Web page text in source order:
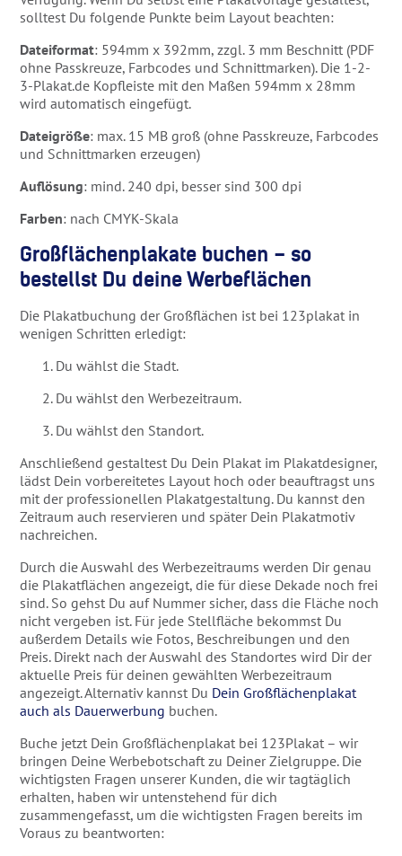
solltest Du folgende Punkte beim Layout beachten:
Dateiformat: 594mm x 392mm, zzgl. 3 mm Beschnitt (PDF
ohne Passkreuze, Farbcodes und Schnittmarken). Die 1-2-
3-Plakat.de Kopfleiste mit den Maßen 594mm x 28mm
wird automatisch eingefügt.
Dateigröße: max. 15 MB groß (ohne Passkreuze, Farbcodes
und Schnittmarken erzeugen)
Auflösung: mind. 240 dpi, besser sind 300 dpi
Farben: nach CMYK-Skala
Großflächenplakate buchen – so
bestellst Du deine Werbeflächen
Die Plakatbuchung der Großflächen ist bei 123plakat in
wenigen Schritten erledigt:
Du wählst die Stadt.
Du wählst den Werbezeitraum.
Du wählst den Standort.
Anschließend gestaltest Du Dein Plakat im Plakatdesigner,
lädst Dein vorbereitetes Layout hoch oder beauftragst uns
mit der professionellen Plakatgestaltung. Du kannst den
Zeitraum auch reservieren und später Dein Plakatmotiv
nachreichen.
Durch die Auswahl des Werbezeitraums werden Dir genau
die Plakatflächen angezeigt, die für diese Dekade noch frei
sind. So gehst Du auf Nummer sicher, dass die Fläche noch
nicht vergeben ist. Für jede Stellfläche bekommst Du
außerdem Details wie Fotos, Beschreibungen und den
Preis. Direkt nach der Auswahl des Standortes wird Dir der
aktuelle Preis für deinen gewählten Werbezeitraum
angezeigt. Alternativ kannst Du Dein Großflächenplakat
auch als Dauerwerbung buchen.
Buche jetzt Dein Großflächenplakat bei 123Plakat – wir
bringen Deine Werbebotschaft zu Deiner Zielgruppe. Die
wichtigsten Fragen unserer Kunden, die wir tagtäglich
erhalten, haben wir untenstehend für dich
zusammengefasst, um die wichtigsten Fragen bereits im
Voraus zu beantworten: